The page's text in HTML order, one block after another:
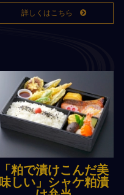
詳しくはこちら
「粕で漬けこんだ美
味しい」シャケ粕漬